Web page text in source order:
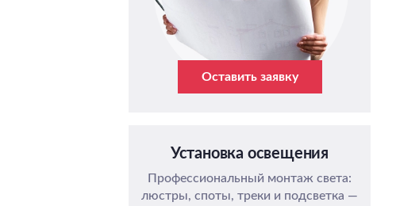
Оставить заявку
Установка освещения
Профессиональный монтаж света:
люстры, споты, треки и подсветка —